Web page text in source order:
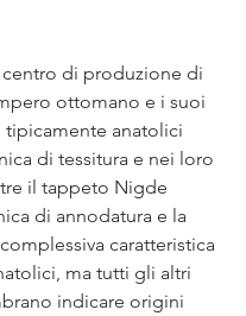
di produzione di
ottomano e i suoi
anatolici
di tessitura e nei loro
il tappeto Nigde
di annodatura e la
caratteristica
ma tutti gli altri
indicare origini